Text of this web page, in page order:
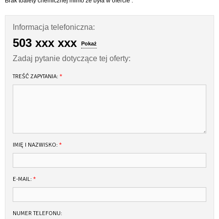
fotel odchylany i obracany o 360 stopni
umywalka samo odpływowa pod fotelem sternika
zbiornik wody 20 l
dwie bakisty rufowe
Kabina
podsufitka z laminatu z ramkami do okien
kabina wyposażona w 4 miejsca do siedzenia
pełnowymiarowe łóżko dla 3 osób
miejsce na toaletę przenośną
oświetlenie dwa punkty
Informacja telefoniczna:
503 xxx xxx Pokaż
Zadaj pytanie dotyczące tej oferty:
TREŚĆ ZAPYTANIA: *
IMIĘ I NAZWISKO: *
E-MAIL: *
NUMER TELEFONU: